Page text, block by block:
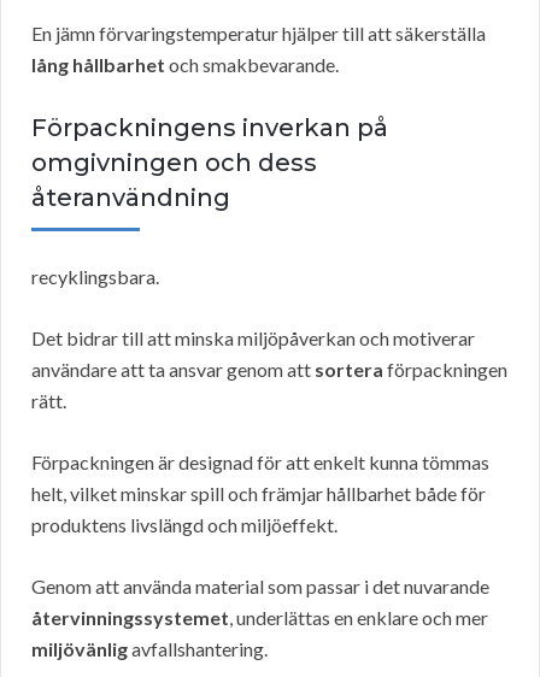
En jämn förvaringstemperatur hjälper till att säkerställa
lång hållbarhet och smakbevarande.
Förpackningens inverkan på
omgivningen och dess
återanvändning
recyklingsbara.
Det bidrar till att minska miljöpåverkan och motiverar
användare att ta ansvar genom att sortera förpackningen
rätt.
Förpackningen är designad för att enkelt kunna tömmas
helt, vilket minskar spill och främjar hållbarhet både för
produktens livslängd och miljöeffekt.
Genom att använda material som passar i det nuvarande
återvinningssystemet, underlättas en enklare och mer
miljövänligavfallshantering.